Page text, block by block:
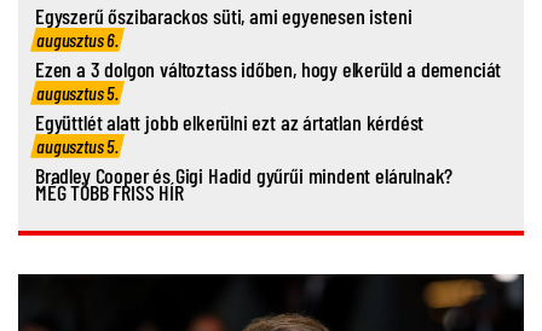
Egyszerű őszibarackos süti, ami egyenesen isteni
augusztus 6.
Ezen a 3 dolgon változtass időben, hogy elkerüld a demenciát
augusztus 5.
Együttlét alatt jobb elkerülni ezt az ártatlan kérdést
augusztus 5.
Bradley Cooper és Gigi Hadid gyűrűi mindent elárulnak?
MÉG TÖBB FRISS HÍR